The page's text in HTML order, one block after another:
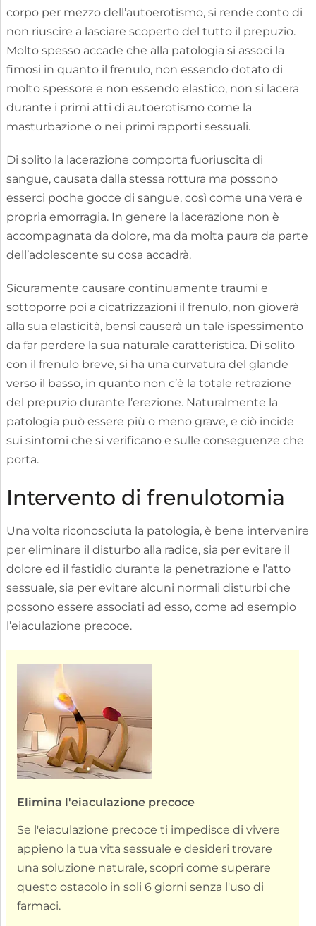
corpo per mezzo dell’autoerotismo, si rende conto di
non riuscire a lasciare scoperto del tutto il prepuzio.
Molto spesso accade che alla patologia si associ la
fimosi in quanto il frenulo, non essendo dotato di
molto spessore e non essendo elastico, non si lacera
durante i primi atti di autoerotismo come la
masturbazione o nei primi rapporti sessuali.
Di solito la lacerazione comporta fuoriuscita di
sangue, causata dalla stessa rottura ma possono
esserci poche gocce di sangue, così come una vera e
propria emorragia. In genere la lacerazione non è
accompagnata da dolore, ma da molta paura da parte
dell’adolescente su cosa accadrà.
Sicuramente causare continuamente traumi e
sottoporre poi a cicatrizzazioni il frenulo, non gioverà
alla sua elasticità, bensì causerà un tale ispessimento
da far perdere la sua naturale caratteristica. Di solito
con il frenulo breve, si ha una curvatura del glande
verso il basso, in quanto non c’è la totale retrazione
del prepuzio durante l’erezione. Naturalmente la
patologia può essere più o meno grave, e ciò incide
sui sintomi che si verificano e sulle conseguenze che
porta.
Intervento di frenulotomia
Una volta riconosciuta la patologia, è bene intervenire
per eliminare il disturbo alla radice, sia per evitare il
dolore ed il fastidio durante la penetrazione e l’atto
sessuale, sia per evitare alcuni normali disturbi che
possono essere associati ad esso, come ad esempio
l’eiaculazione precoce.
Elimina l'eiaculazione precoce
Se l'eiaculazione precoce ti impedisce di vivere
appieno la tua vita sessuale e desideri trovare
una soluzione naturale, scopri come superare
questo ostacolo in soli 6 giorni senza l'uso di
farmaci.